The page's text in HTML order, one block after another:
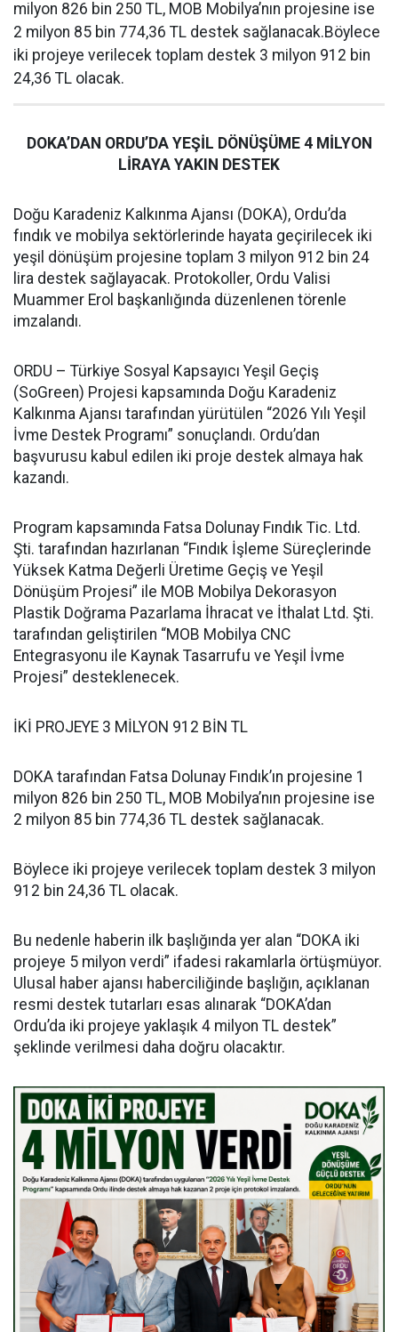
milyon 826 bin 250 TL, MOB Mobilya’nın projesine ise
2 milyon 85 bin 774,36 TL destek sağlanacak.Böylece
iki projeye verilecek toplam destek 3 milyon 912 bin
24,36 TL olacak.
DOKA’DAN ORDU’DA YEŞİL DÖNÜŞÜME 4 MİLYON
LİRAYA YAKIN DESTEK
Doğu Karadeniz Kalkınma Ajansı (DOKA), Ordu’da
fındık ve mobilya sektörlerinde hayata geçirilecek iki
yeşil dönüşüm projesine toplam 3 milyon 912 bin 24
lira destek sağlayacak. Protokoller, Ordu Valisi
Muammer Erol başkanlığında düzenlenen törenle
imzalandı.
ORDU – Türkiye Sosyal Kapsayıcı Yeşil Geçiş
(SoGreen) Projesi kapsamında Doğu Karadeniz
Kalkınma Ajansı tarafından yürütülen “2026 Yılı Yeşil
İvme Destek Programı” sonuçlandı. Ordu’dan
başvurusu kabul edilen iki proje destek almaya hak
kazandı.
Program kapsamında Fatsa Dolunay Fındık Tic. Ltd.
Şti. tarafından hazırlanan “Fındık İşleme Süreçlerinde
Yüksek Katma Değerli Üretime Geçiş ve Yeşil
Dönüşüm Projesi” ile MOB Mobilya Dekorasyon
Plastik Doğrama Pazarlama İhracat ve İthalat Ltd. Şti.
tarafından geliştirilen “MOB Mobilya CNC
Entegrasyonu ile Kaynak Tasarrufu ve Yeşil İvme
Projesi” desteklenecek.
İKİ PROJEYE 3 MİLYON 912 BİN TL
DOKA tarafından Fatsa Dolunay Fındık’ın projesine 1
milyon 826 bin 250 TL, MOB Mobilya’nın projesine ise
2 milyon 85 bin 774,36 TL destek sağlanacak.
Böylece iki projeye verilecek toplam destek 3 milyon
912 bin 24,36 TL olacak.
Bu nedenle haberin ilk başlığında yer alan “DOKA iki
projeye 5 milyon verdi” ifadesi rakamlarla örtüşmüyor.
Ulusal haber ajansı haberciliğinde başlığın, açıklanan
resmi destek tutarları esas alınarak “DOKA’dan
Ordu’da iki projeye yaklaşık 4 milyon TL destek”
şeklinde verilmesi daha doğru olacaktır.